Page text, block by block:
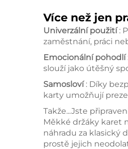
Více než jen
Univerzální použití:
zaměstnání, práci
Emocionální pohodlí
slouží jako útěšný
Samosloví: Díky
karty umožňují
Takže...Jste
Měkké držáky karet
náhradu za klasický
prostě jejich